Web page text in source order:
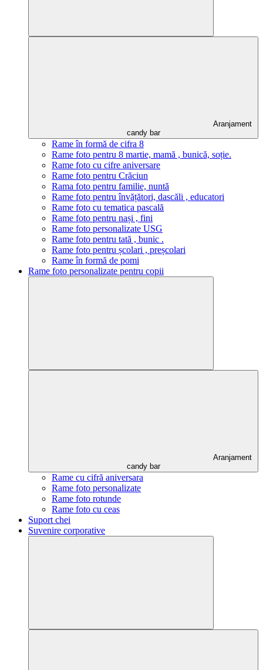
Aranjament
candy bar
Rame în formă de cifra 8
Rame foto pentru 8 martie, mamă , bunică, soție.
Rame foto cu cifre aniversare
Rame foto pentru Crăciun
Rama foto pentru familie, nuntă
Rame foto pentru învățători, dascăli , educatori
Rame foto cu tematica pascală
Rame foto pentru nași , fini
Rame foto personalizate USG
Rame foto pentru tată , bunic .
Rame foto pentru școlari , preșcolari
Rame în formă de pomi
Rame foto personalizate pentru copii
Aranjament
candy bar
Rame cu cifră aniversara
Rame foto personalizate
Rame foto rotunde
Rame foto cu ceas
Suport chei
Suvenire corporative